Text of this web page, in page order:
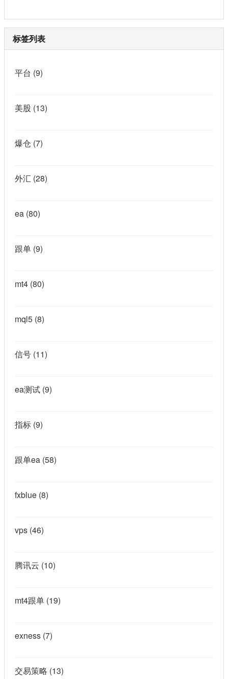
标签列表
平台 (9)
美股 (13)
爆仓 (7)
外汇 (28)
ea (80)
跟单 (9)
mt4 (80)
mql5 (8)
信号 (11)
ea测试 (9)
指标 (9)
跟单ea (58)
fxblue (8)
vps (46)
腾讯云 (10)
mt4跟单 (19)
exness (7)
交易策略 (13)